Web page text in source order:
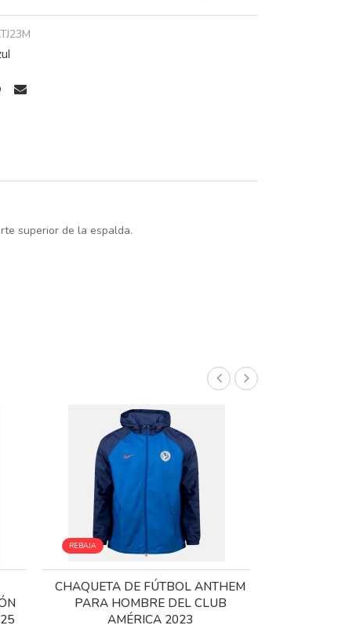
superior de la espalda.
REBAJA
CHAQUETA DE FÚTBOL ANTHEM
PARA HOMBRE DEL CLUB
AMÉRICA 2023